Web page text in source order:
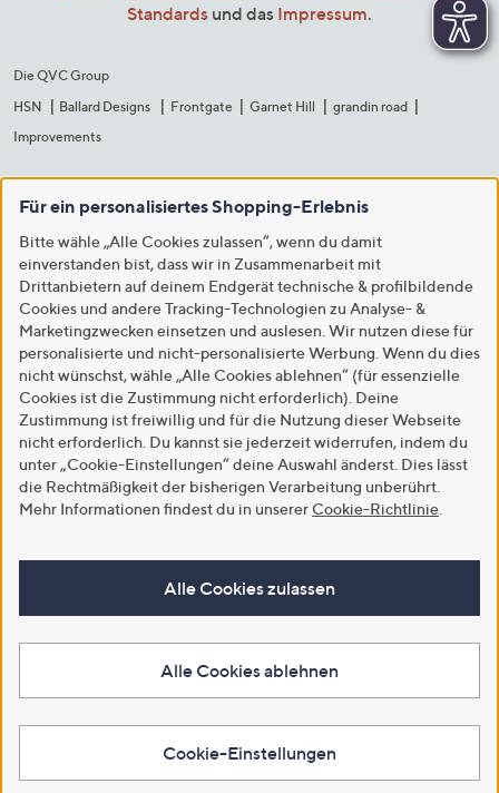
Standards und das Impressum.
Die QVC Group
HSN
Ballard Designs Frontgate Garnet Hill
grandin road
Improvements
Für ein personalisiertes Shopping-Erlebnis
Bitte wähle „Alle Cookies zulassen“, wenn du damit
einverstanden bist, dass wir in Zusammenarbeit mit
Drittanbietern auf deinem Endgerät technische & profilbildende
Cookies und andere Tracking-Technologien zu Analyse- &
Marketingzwecken einsetzen und auslesen. Wir nutzen diese für
personalisierte und nicht-personalisierte Werbung. Wenn du dies
nicht wünschst, wähle „Alle Cookies ablehnen“ (für essenzielle
Cookies ist die Zustimmung nicht erforderlich). Deine
Zustimmung ist freiwillig und für die Nutzung dieser Webseite
nicht erforderlich. Du kannst sie jederzeit widerrufen, indem du
unter „Cookie-Einstellungen“ deine Auswahl änderst. Dies lässt
die Rechtmäßigkeit der bisherigen Verarbeitung unberührt.
Mehr Informationen findest du in unserer Cookie-Richtlinie
Alle Cookies zulassen
Alle Cookies ablehnen
Cookie-Einstellungen